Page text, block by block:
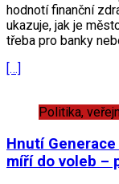
hodnotí finanční
ukazuje, jak je
třeba pro banky
[…]
Politika,
Hnutí
míří do voleb –